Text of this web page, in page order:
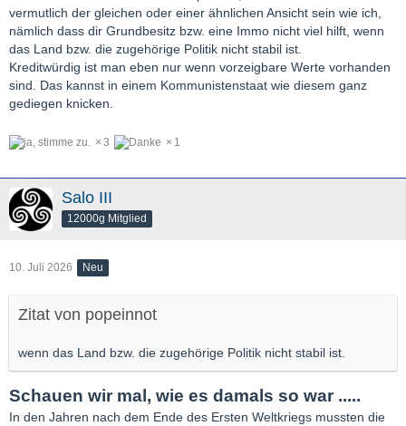
vermutlich der gleichen oder einer ähnlichen Ansicht sein wie ich,
nämlich dass dir Grundbesitz bzw. eine Immo nicht viel hilft, wenn
das Land bzw. die zugehörige Politik nicht stabil ist.
Kreditwürdig ist man eben nur wenn vorzeigbare Werte vorhanden
sind. Das kannst in einem Kommunistenstaat wie diesem ganz
gediegen knicken.
3 1
Salo III
12000g Mitglied
10. Juli 2026 Neu
Zitat von popeinnot
wenn das Land bzw. die zugehörige Politik nicht stabil ist.
Schauen wir mal, wie es damals so war .....
In den Jahren nach dem Ende des Ersten Weltkriegs mussten die